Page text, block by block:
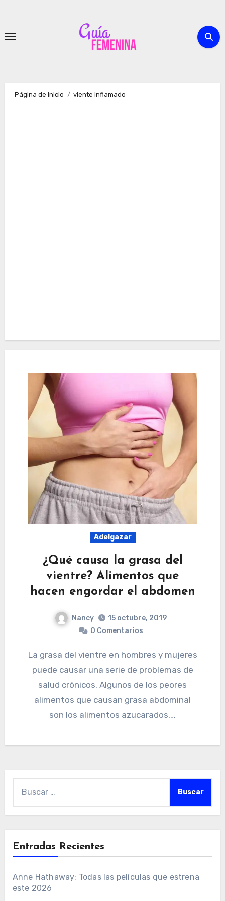
contenido
Página de inicio viente inflamado
Adelgazar
¿Qué causa la grasa del
vientre? Alimentos que
hacen engordar el abdomen
Nancy
15 octubre, 2019
0 Comentarios
La grasa del vientre en hombres y mujeres
puede causar una serie de problemas de
salud crónicos. Algunos de los peores
alimentos que causan grasa abdominal
son los alimentos azucarados,…
Entradas Recientes
Anne Hathaway: Todas las películas que estrena
este 2026